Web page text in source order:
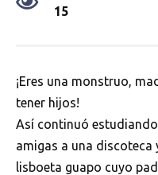
15
¡Eres una monstruo,
tener hijos!
Así continuó
amigas a una discoteca
lisboeta guapo cuyo